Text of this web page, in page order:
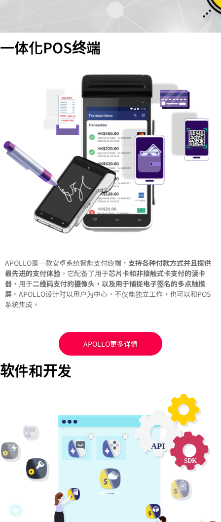
一体化POS终端
APOLLO是一款安卓系统智能支付终端， 支持各种付款方式并且提供
最先进的支付体验 。它配备了用于芯片卡和非接触式卡支付的读卡
器 ，用于二维码支付的摄像头，以及用于捕捉电子签名的多点触摸
屏 。APOLLO设计时以用户为中心，不仅能独立工作，也可以和POS
系统集成。
APOLLO更多详情
软件和开发